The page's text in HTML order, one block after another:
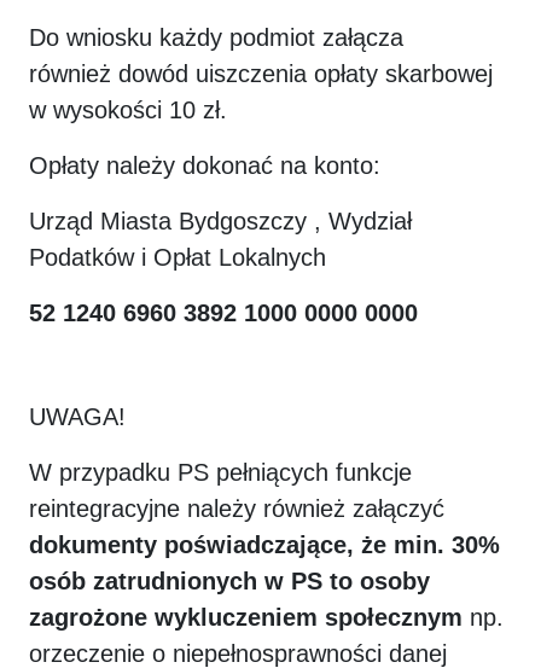
Do wniosku każdy podmiot załącza
również dowód uiszczenia opłaty skarbowej
w wysokości 10 zł.
Opłaty należy dokonać na konto:
Urząd Miasta Bydgoszczy , Wydział
Podatków i Opłat Lokalnych
52 1240 6960 3892 1000 0000 0000
UWAGA!
W przypadku PS pełniących funkcje
reintegracyjne należy również załączyć
dokumenty poświadczające, że min. 30%
osób zatrudnionych w PS to osoby
zagrożone wykluczeniem społecznym np.
orzeczenie o niepełnosprawności danej